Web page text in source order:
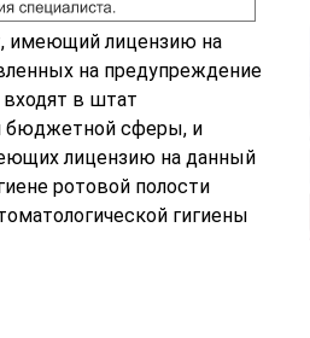
имеющий лицензию на
на предупреждение
входят в штат
бюджетной сферы, и
лицензию на данный
ротовой полости
гигиены